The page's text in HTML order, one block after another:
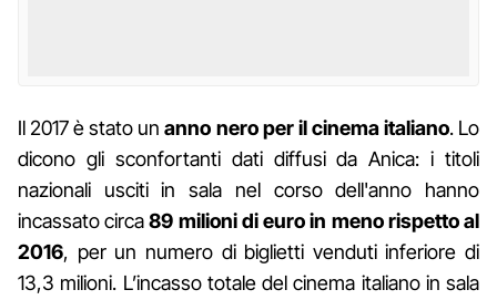
Il 2017 è stato unanno nero per il cinema italiano. Lo
dicono gli sconfortanti dati diffusi da Anica: i titoli
nazionali usciti in sala nel corso dell'anno hanno
incassato circa89 milioni dieuro in meno rispetto al
2016, per un numero di biglietti venduti inferiore di
13,3 milioni. L’incasso totale del cinema italiano in sala